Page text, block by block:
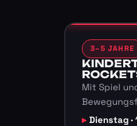
3–5 JAHRE
Mit Spiel
Dienstag ·